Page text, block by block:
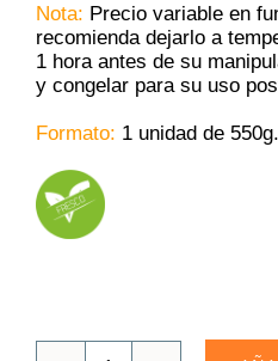
Nota: Precio variable en
recomienda dejarlo a
1 hora antes de su
y congelar para su uso
Formato: 1 unidad de 550g.